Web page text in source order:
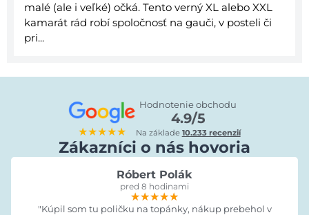
malé (ale i veľké) očká. Tento verný XL alebo XXL
kamarát rád robí spoločnosť na gauči, v posteli či
pri...
★★★★★
Hodnotenie obchodu
4.9/5
Na základe 10.233 recenzií
Zákazníci o nás hovoria
Róbert Polák
pred 8 hodinami
★★★★★
★★★★★
★★★★★
"Kúpil som tu poličku na topánky, nákup prebehol v